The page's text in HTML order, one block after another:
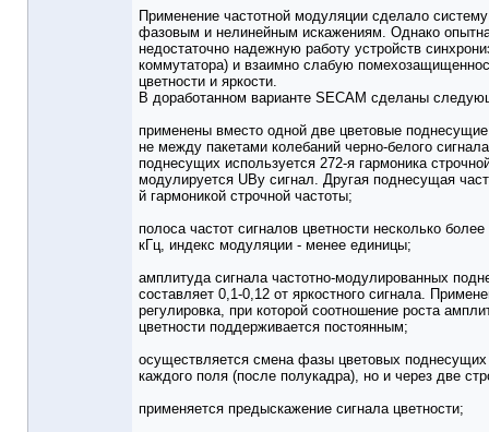
Применение частотной модуляции сделало
фазовым и нелинейным искажениям. Однако
недостаточно надежную работу устройств
коммутатора) и взаимно слабую
цветности и яркости.
В доработанном варианте SECAM сделаны
применены вместо одной две цветовые
не между пакетами колебаний черно-белого
поднесущих используется 272-я гармоника
модулируется UBy сигнал. Другая поднесущая
й гармоникой строчной частоты;
полоса частот сигналов цветности несколько
кГц, индекс модуляции - менее единицы;
амплитуда сигнала частотно-модулированных
составляет 0,1-0,12 от яркостного сигнала.
регулировка, при которой соотношение роста
цветности поддерживается постоянным;
осуществляется смена фазы цветовых поднесущих
каждого поля (после полукадра), но и через две
применяется предыскажение сигнала цветности;